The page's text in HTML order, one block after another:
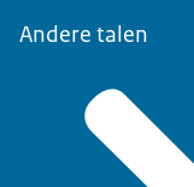
Andere talen